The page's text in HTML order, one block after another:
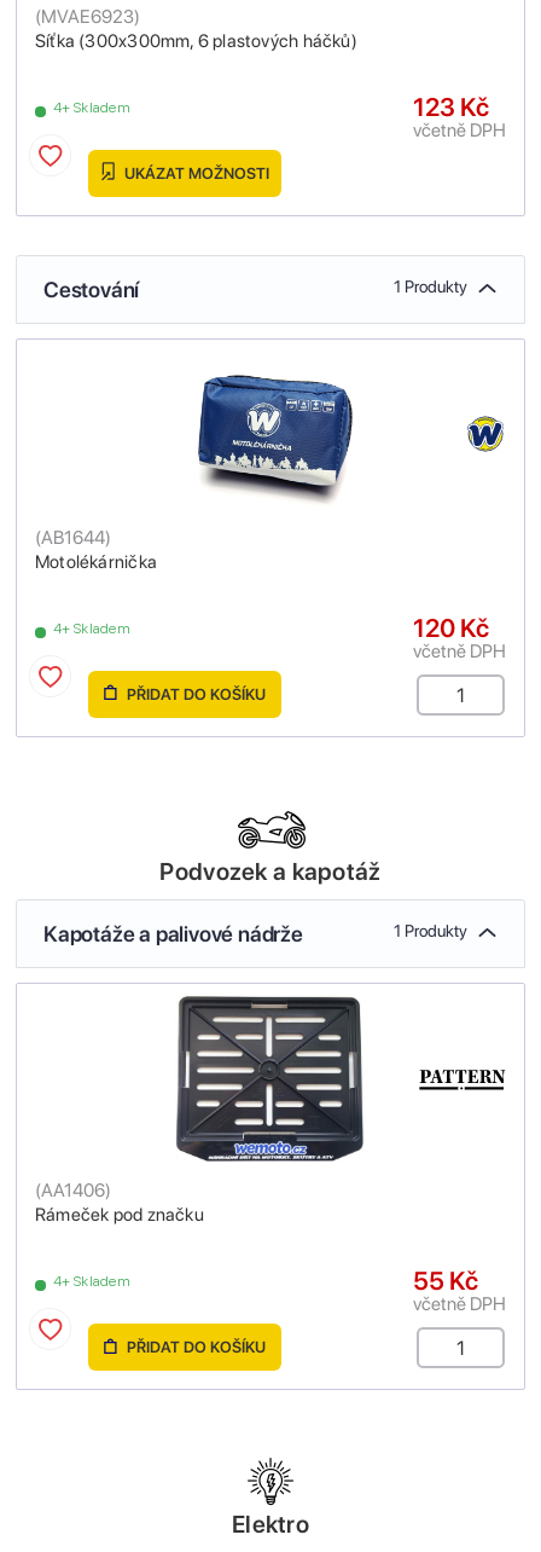
Síťka (300x300mm, 6 plastových háčků)
(MVAE6923)
4+ Skladem 123 Kč
včetně DPH
UKÁZAT MOŽNOSTI
Cestování 1 Produkty
Motolékárnička
(AB1644)
4+ Skladem 120 Kč
včetně DPH
PŘIDAT DO KOŠÍKU
Podvozek a kapotáž
Kapotáže a palivové nádrže 1 Produkty
Rámeček pod značku
(AA1406)
4+ Skladem 55 Kč
včetně DPH
PŘIDAT DO KOŠÍKU
Elektro